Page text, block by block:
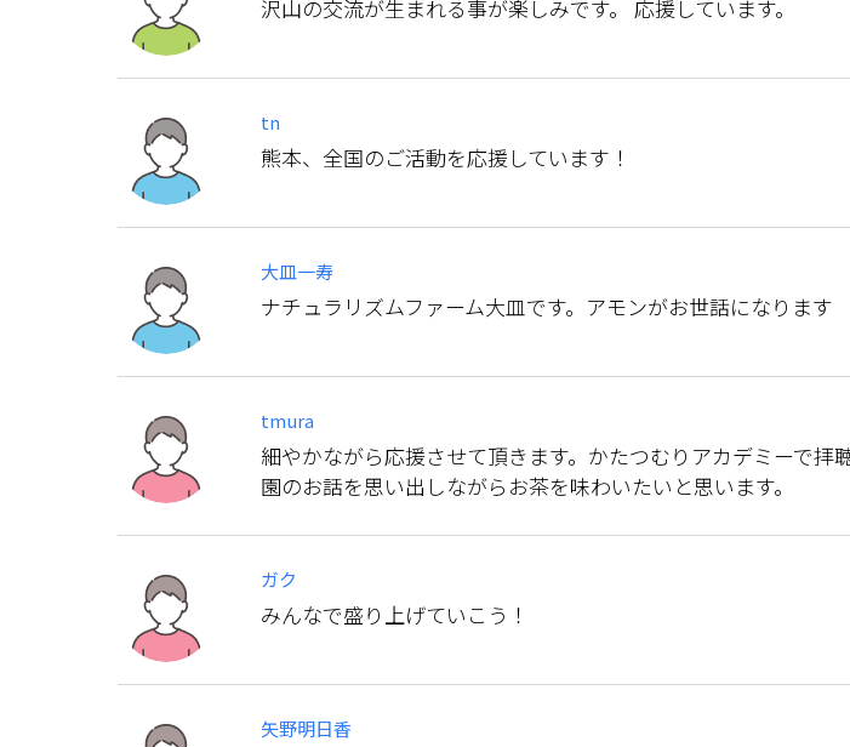
沢山の交流が生まれる事が楽しみです。 応援しています。
tn
熊本、全国のご活動を応援しています！
大皿一寿
ナチュラリズムファーム大皿です。アモンがお世話になります
tmura
細やかながら応援させて頂きます。かたつむりアカデミーで拝
園のお話を思い出しながらお茶を味わいたいと思います。
ガク
みんなで盛り上げていこう！
矢野明日香